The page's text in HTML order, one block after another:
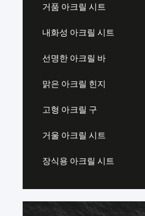
거품 아크릴 시트
내화성 아크릴 시트
선명한 아크릴 바
맑은 아크릴 힌지
고형 아크릴 구
거울 아크릴 시트
장식용 아크릴 시트